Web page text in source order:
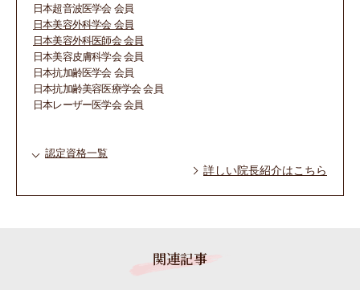
日本超音波医学会 会員
日本美容外科学会 会員
日本美容外科医師会 会員
日本美容皮膚科学会 会員
日本抗加齢医学会 会員
日本抗加齢美容医療学会 会員
日本レーザー医学会 会員
認定資格一覧
詳しい院長紹介はこちら
関連記事